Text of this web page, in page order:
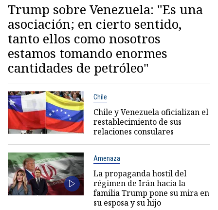
Trump sobre Venezuela: "Es una
asociación; en cierto sentido,
tanto ellos como nosotros
estamos tomando enormes
cantidades de petróleo"
Chile
Chile y Venezuela oficializan el
restablecimiento de sus
relaciones consulares
Amenaza
La propaganda hostil del
régimen de Irán hacia la
familia Trump pone su mira en
su esposa y su hijo